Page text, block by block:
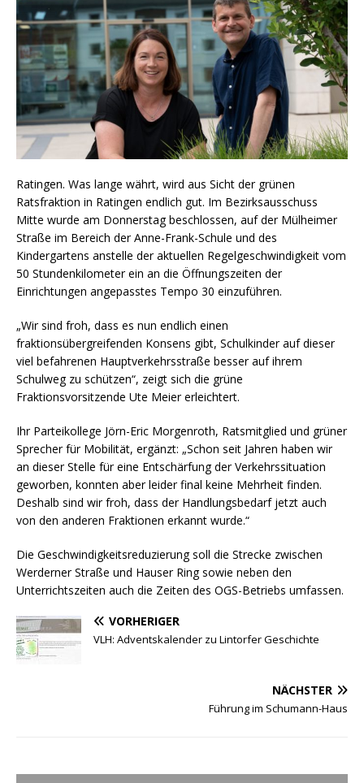
Ratingen. Was lange währt, wird aus Sicht der grünen
Ratsfraktion in Ratingen endlich gut. Im Bezirksausschuss
Mitte wurde am Donnerstag beschlossen, auf der Mülheimer
Straße im Bereich der Anne-Frank-Schule und des
Kindergartens anstelle der aktuellen Regelgeschwindigkeit vom
50 Stundenkilometer ein an die Öffnungszeiten der
Einrichtungen angepasstes Tempo 30 einzuführen.
„Wir sind froh, dass es nun endlich einen
fraktionsübergreifenden Konsens gibt, Schulkinder auf dieser
viel befahrenen Hauptverkehrsstraße besser auf ihrem
Schulweg zu schützen“, zeigt sich die grüne
Fraktionsvorsitzende Ute Meier erleichtert.
Ihr Parteikollege Jörn-Eric Morgenroth, Ratsmitglied und grüner
Sprecher für Mobilität, ergänzt: „Schon seit Jahren haben wir
an dieser Stelle für eine Entschärfung der Verkehrssituation
geworben, konnten aber leider final keine Mehrheit finden.
Deshalb sind wir froh, dass der Handlungsbedarf jetzt auch
von den anderen Fraktionen erkannt wurde.“
Die Geschwindigkeitsreduzierung soll die Strecke zwischen
Werderner Straße und Hauser Ring sowie neben den
Unterrichtszeiten auch die Zeiten des OGS-Betriebs umfassen.
VORHERIGER
VLH: Adventskalender zu Lintorfer Geschichte
NÄCHSTER
Führung im Schumann-Haus